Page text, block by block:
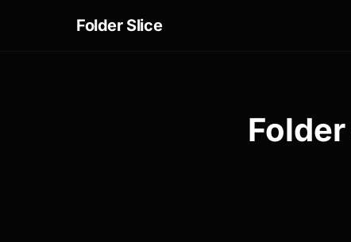
Folder Slice
Folder